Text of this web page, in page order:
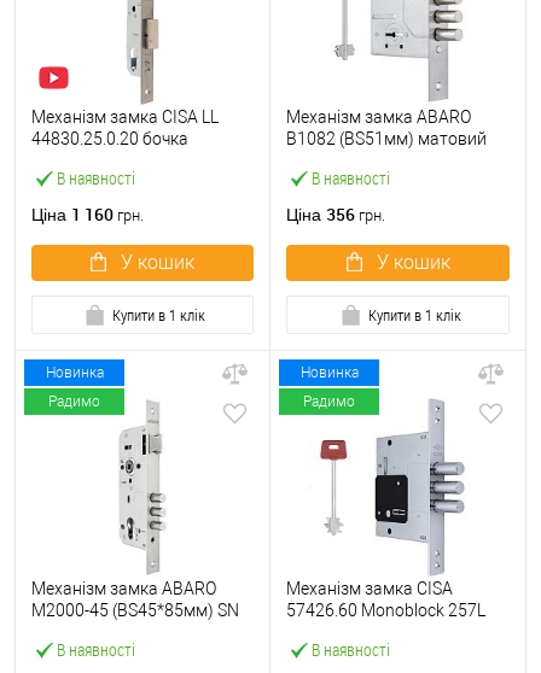
В наявності
Механізм замка CISA LL
44830.25.0.20 бочка
нержавіюча сталь
Ціна 1 160 грн.
У кошик
Купити в 1 клік
В наявності
Механізм замка ABARO
B1082 (BS51мм) матовий
Ціна 356 грн.
У кошик
Купити в 1 клік
Новинка
Радимо
В наявності
Механізм замка ABARO
M2000-45 (BS45*85мм) SN
Новинка
Радимо
В наявності
Механізм замка CISA
57426.60 Monoblock 257L